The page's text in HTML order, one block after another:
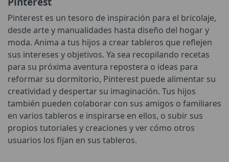
Pinterest es un tesoro de inspiración para el bricolaje,
desde arte y manualidades hasta diseño del hogar y
moda. Anima a tus hijos a crear tableros que reflejen
sus intereses y objetivos. Ya sea recopilando recetas
para su próxima aventura repostera o ideas para
reformar su dormitorio, Pinterest puede alimentar su
creatividad y despertar su imaginación. Tus hijos
también pueden colaborar con sus amigos o familiares
en varios tableros e inspirarse en ellos, o subir sus
propios tutoriales y creaciones y ver cómo otros
usuarios los fijan en sus tableros.